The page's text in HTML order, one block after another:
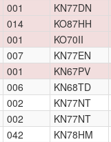
001 KN77DN
014 KO87HH
001 KO70II
007 KN77EN
001 KN67PV
006 KN68TD
002 KN77NT
002 KN77NT
042 KN78HM